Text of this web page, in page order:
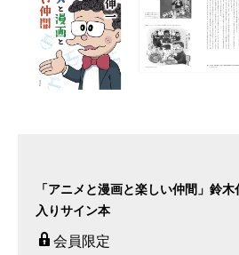
「アニメと漫画と楽しい仲間」鈴
入りサイン本
会員限定